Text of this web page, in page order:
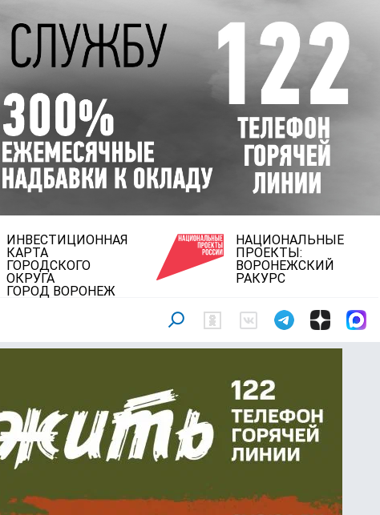
ИНВЕСТИЦИОННАЯ
КАРТА
ГОРОДСКОГО
ОКРУГА
ГОРОД ВОРОНЕЖ
НАЦИОНАЛЬНЫЕ
ПРОЕКТЫ:
ВОРОНЕЖСКИЙ
РАКУРС